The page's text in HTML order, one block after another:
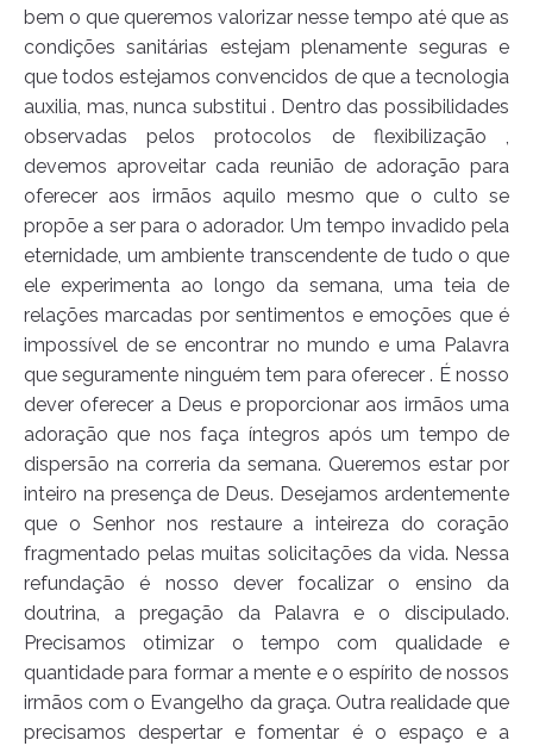
bem o que queremos valorizar nesse tempo até que as
condições sanitárias estejam plenamente seguras e
que todos estejamos convencidos de que a tecnologia
auxilia, mas, nunca substitui . Dentro das possibilidades
observadas pelos protocolos de flexibilização ,
devemos aproveitar cada reunião de adoração para
oferecer aos irmãos aquilo mesmo que o culto se
propõe a ser para o adorador. Um tempo invadido pela
eternidade, um ambiente transcendente de tudo o que
ele experimenta ao longo da semana, uma teia de
relações marcadas por sentimentos e emoções que é
impossível de se encontrar no mundo e uma Palavra
que seguramente ninguém tem para oferecer . É nosso
dever oferecer a Deus e proporcionar aos irmãos uma
adoração que nos faça íntegros após um tempo de
dispersão na correria da semana. Queremos estar por
inteiro na presença de Deus. Desejamos ardentemente
que o Senhor nos restaure a inteireza do coração
fragmentado pelas muitas solicitações da vida. Nessa
refundação é nosso dever focalizar o ensino da
doutrina, a pregação da Palavra e o discipulado.
Precisamos otimizar o tempo com qualidade e
quantidade para formar a mente e o espírito de nossos
irmãos com o Evangelho da graça. Outra realidade que
precisamos despertar e fomentar é o espaço e a